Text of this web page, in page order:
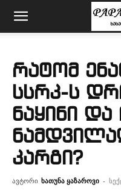
რატომ
სსრკ-ს
ნაყინი
კარგი?
ავტორი ხათუნა ყაზაროვი -